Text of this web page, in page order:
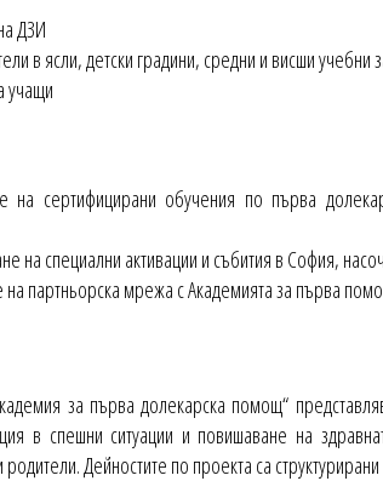
ДЗИ
в ясли, детски градини, средни и висши учебни
учащи
на сертифицирани обучения по първа
на специални активации и събития в София,
на партньорска мрежа с Академията за първа
за първа долекарска помощ“
в спешни ситуации и повишаване на
Дейностите по проекта са